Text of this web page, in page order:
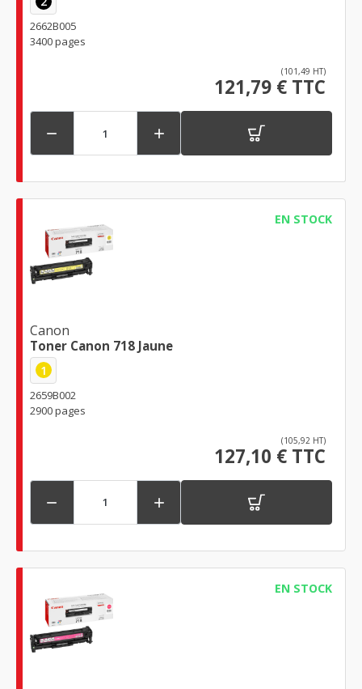
2662B005
3400 pages
(101,49 HT)
121,79 € TTC
 
EN STOCK
Canon
Toner Canon 718 Jaune
1
2659B002
2900 pages
(105,92 HT)
127,10 € TTC
 
EN STOCK